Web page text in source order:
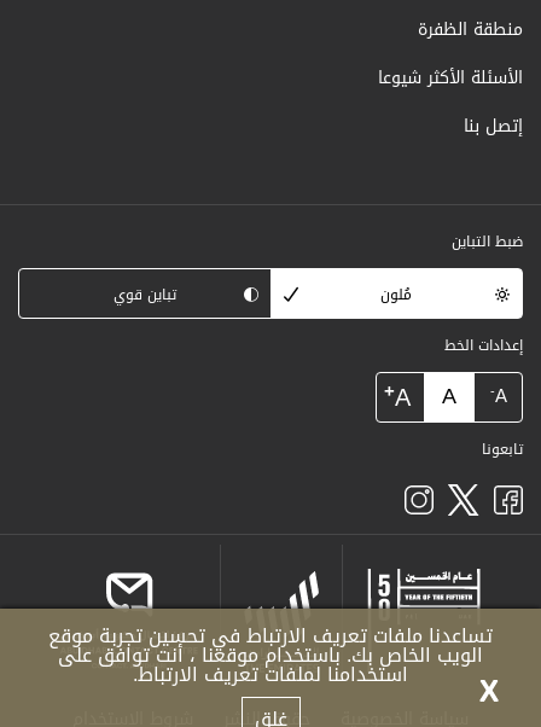
منطقة الظفرة
الأسئلة الأكثر شيوعا
إتصل بنا
ضبط التباين
مُلون
تباين قوي
إعدادات الخط
A
-
A
A
+
تابعونا
حقوق النشر
X
تساعدنا ملفات تعريف الارتباط في تحسين تجربة موقع
الويب الخاص بك. باستخدام موقعنا ، أنت توافق على
استخدامنا لملفات تعريف الارتباط.
غلق